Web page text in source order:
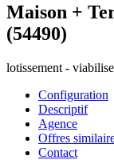
Maison +
(54490)
lotissement - viabilise
Configuration
Descriptif
Agence
Offres
Contact